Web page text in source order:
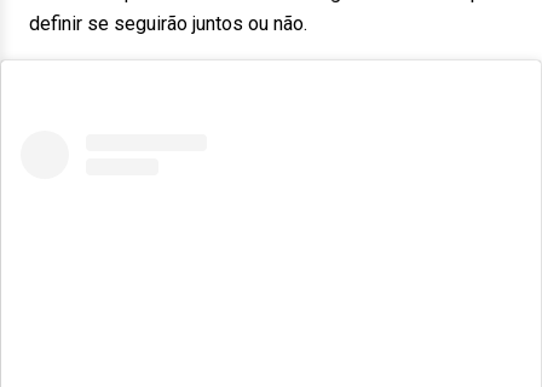
definir se seguirão juntos ou não.